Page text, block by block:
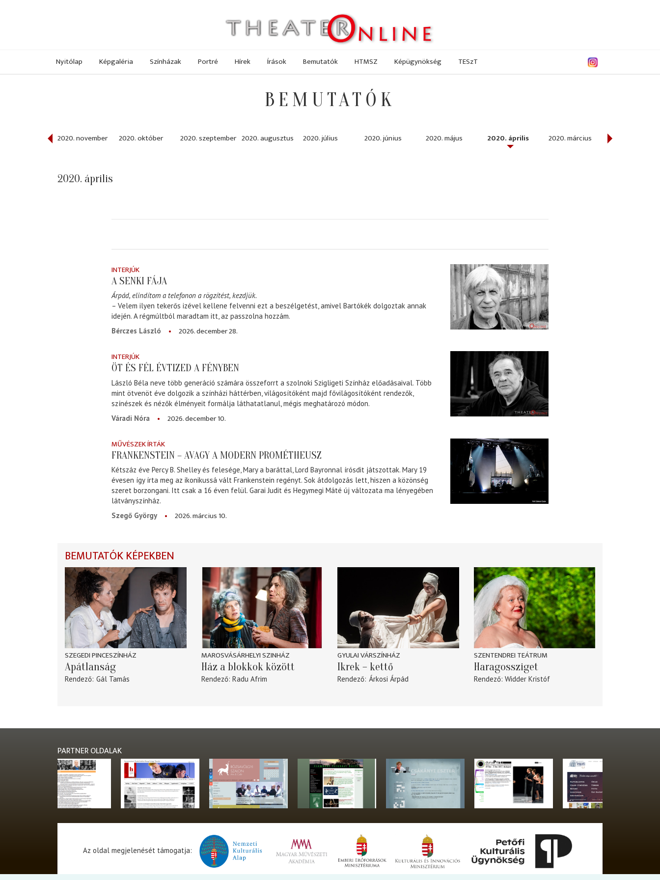
Nyitólap Képgaléria Színházak Portré Hírek Írások Bemutatók HTMSZ Képügynökség TESzT
BEMUTATÓK
2020. november 2020. október 2020. szeptember 2020. augusztus 2020. július 2020. június 2020. május 2020. április 2020. március 2020. február
2020. április
INTERJÚK
A SENKI FÁJA
Árpád, elindítom a telefonon a rögzítést, kezdjük.
– Velem ilyen tekerős izével kellene felvenni ezt a beszélgetést, amivel Bartókék dolgoztak annak
idején. A régmúltból maradtam itt, az passzolna hozzám.
Bérczes László
2026. december 28.
INTERJÚK
ÖT ÉS FÉL ÉVTIZED A FÉNYBEN
László Béla neve több generáció számára összeforrt a szolnoki Szigligeti Színház előadásaival. Több
mint ötvenöt éve dolgozik a színházi háttérben, világosítóként majd fővilágosítóként rendezők,
színészek és nézők élményeit formálja láthatatlanul, mégis meghatározó módon.
Váradi Nóra
2026. december 10.
MŰVÉSZEK ÍRTÁK
FRANKENSTEIN – AVAGY A MODERN PROMÉTHEUSZ
Kétszáz éve Percy B. Shelley és felesége, Mary a baráttal, Lord Bayronnal írósdit játszottak. Mary 19
évesen így írta meg az ikonikussá vált Frankenstein regényt. Sok átdolgozás lett, hiszen a közönség
szeret borzongani. Itt csak a 16 éven felül. Garai Judit és Hegymegi Máté új változata ma lényegében
látványszínház.
Szegő György
2026. március 10.
BEMUTATÓK KÉPEKBEN
SZEGEDI PINCESZÍNHÁZ
Apátlanság
Rendező Gál Tamás
MAROSVÁSÁRHELYI SZINHÁZ
Ház a blokkok között
Rendező Radu Afrim
GYULAI VÁRSZÍNHÁZ
Ikrek – kettő
Rendező Árkosi Árpád
SZENTENDREI TEÁTRUM
Haragossziget
Rendező Widder Kristóf
PARTNER OLDALAK
Az oldal megjelenését támogatja: